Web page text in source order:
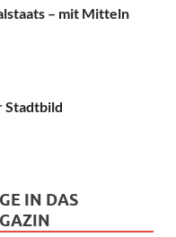
– mit Mitteln
Stadtbild
IN DAS